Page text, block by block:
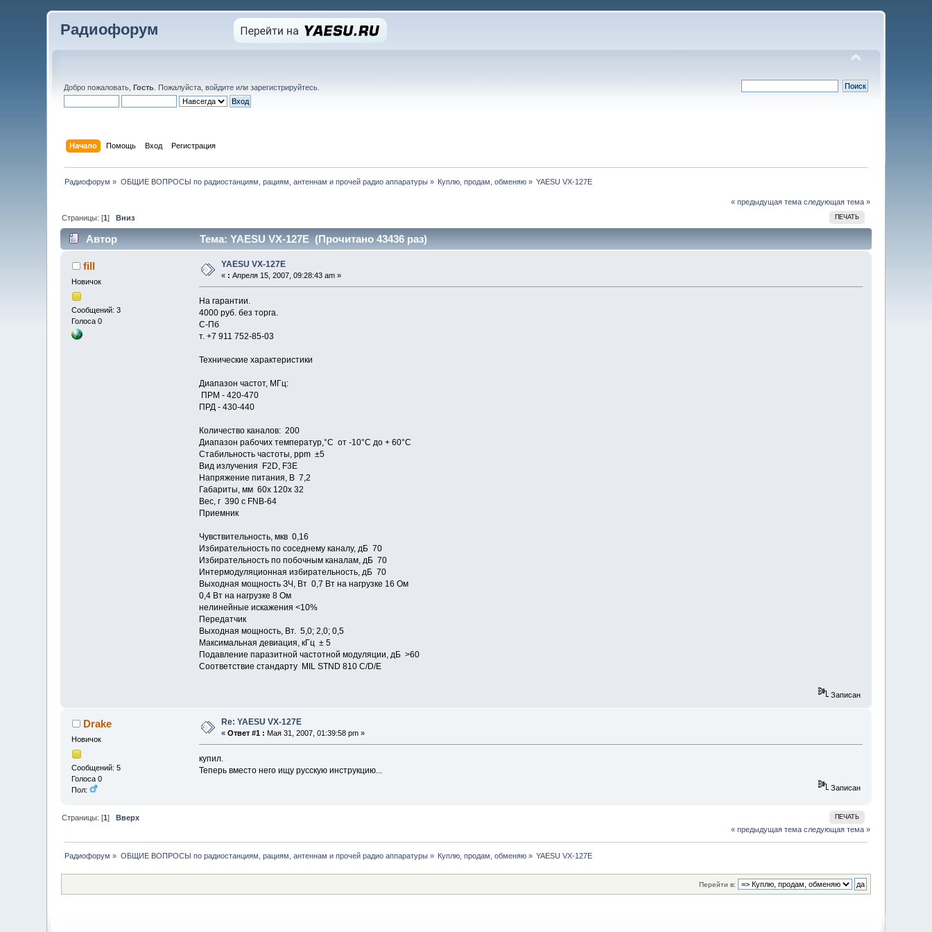
Радиофорум
Добро пожаловать,Гость . Пожалуйста,войдите илизарегистрируйтесь
Начало Помощь Вход Регистрация
Радиофорум » ОБЩИЕ ВОПРОСЫ по радиостанциям, рациям, антеннам и прочей радио аппаратуры» Куплю, продам, обменяю » YAESU VX-127E
« предыдущая тема следующая тема »
ПЕЧАТЬ
Страницы: [1]Вниз
Автор Тема: YAESU VX-127E (Прочитано 43436 раз)
fill
Новичок
Сообщений: 3
Голоса 0
YAESU VX-127E
« : Апреля 15, 2007, 09:28:43 am »
На гарантии.
4000 руб. без торга.
С-Пб
т. +7 911 752-85-03
Технические характеристики
Диапазон частот, МГц:
ПРМ - 420-470
ПРД - 430-440
Количество каналов: 200
Диапазон рабочих температур,°С от -10°С до + 60°С
Стабильность частоты, ppm ±5
Вид излучения F2D, F3E
Напряжение питания, В 7,2
Габариты, мм 60х 120х 32
Вес, г 390 c FNB-64
Приемник
Чувствительность, мкв 0,16
Избирательность по соседнему каналу, дБ 70
Избирательность по побочным каналам, дБ 70
Интермодуляционная избирательность, дБ 70
Выходная мощность ЗЧ, Вт 0,7 Вт на нагрузке 16 Ом
0,4 Вт на нагрузке 8 Ом
нелинейные искажения <10%
Передатчик
Выходная мощность, Вт. 5,0; 2,0; 0,5
Максимальная девиация, кГц ± 5
Подавление паразитной частотной модуляции, дБ >60
Соответствие стандарту MIL STND 810 C/D/E
Записан
Drake
Новичок
Сообщений: 5
Голоса 0
Пол:
Re: YAESU VX-127E
«Ответ #1 : Мая 31, 2007, 01:39:58 pm »
купил.
Теперь вместо него ищу русскую инструкцию...
Записан
ПЕЧАТЬ
Страницы: [1]Вверх
« предыдущая тема следующая тема »
Радиофорум » ОБЩИЕ ВОПРОСЫ по радиостанциям, рациям, антеннам и прочей радио аппаратуры» Куплю, продам, обменяю » YAESU VX-127E
Перейти в: